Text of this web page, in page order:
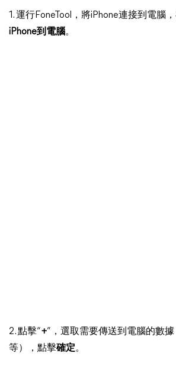
1. 運行FoneTool，將iPhone連接到電腦
iPhone到電腦。
2. 點擊“+”，選取需要傳送到電腦的數
等），點擊確定。